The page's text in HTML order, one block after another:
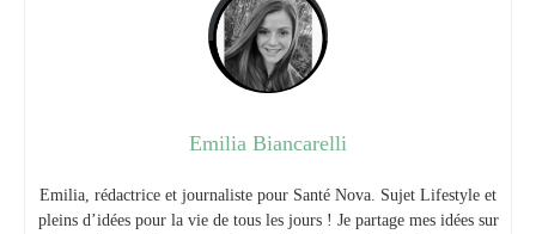
Emilia Biancarelli
Emilia, rédactrice et journaliste pour Santé Nova. Sujet Lifestyle et
pleins d’idées pour la vie de tous les jours ! Je partage mes idées sur